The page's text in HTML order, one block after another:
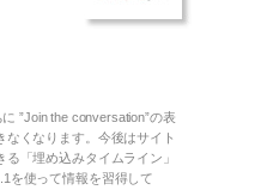
”Join the conversation”の表
くなります。今後はサイト
る「埋め込みタイムライン」
を使って情報を習得して